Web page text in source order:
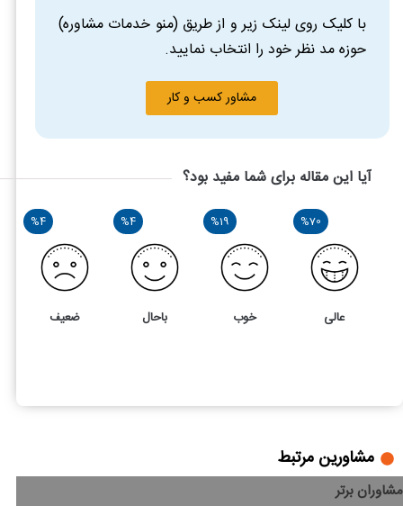
با کلیک روی لینک زیر و از طریق (منو خدمات مشاوره)
حوزه مد نظر خود را انتخاب نمایید.
مشاور کسب و کار
آیا این مقاله برای شما مفید بود؟
%70
عالی
%19
خوب
%4
باحال
%4
ضعیف
مشاورین مرتبط
مشاوران برتر